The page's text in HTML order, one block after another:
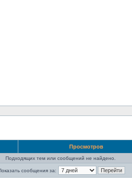
Просмотров
Подходящих тем или сообщений не найдено.
сообщения за: